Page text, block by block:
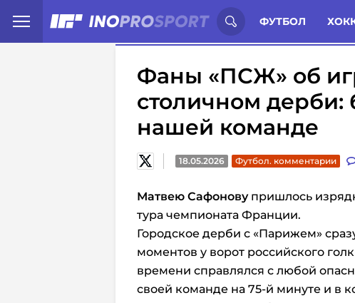
ФУТБОЛ
Иностранцы о спорте России: Статьи
Фаны «ПСЖ» об
столичном
нашей команде
18.05.2026 Футбол. комментарии
Матвею Сафоновупришлось
тура чемпионата Франции.
Городское дерби с «Парижем»
моментов у ворот российского
времени справлялся с любой
своей команде на 75-й минуте и в